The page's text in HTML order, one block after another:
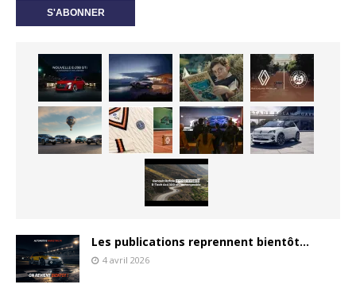
Les publications reprennent bientôt…
4 avril 2026